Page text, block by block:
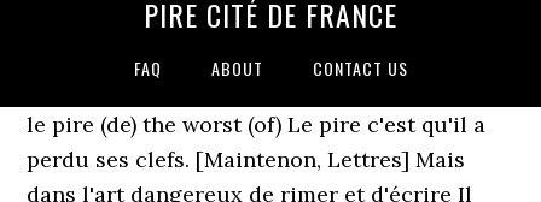
PIRE CITÉ DE FRANCE
FAQ ABOUT CONTACT US
le pire (de) the worst (of) Le pire c'est qu'il a
perdu ses clefs. [Maintenon, Lettres] Mais
dans l'art dangereux de rimer et d'écrire Il